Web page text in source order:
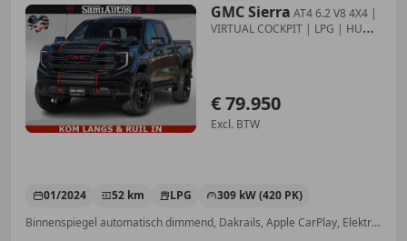
GMC Sierra AT4 6.2 V8 4X4 |
VIRTUAL COCKPIT | LPG | HUD |
€ 79.950
Excl. BTW
01/2024 52 km LPG
309 kW (420 PK)
Binnenspiegel automatisch dimmend, Dakrails, Apple CarPlay, Elektrische stoelverstelling, Open dak, ABS, Getinte ramen, Stuurwielverwarming